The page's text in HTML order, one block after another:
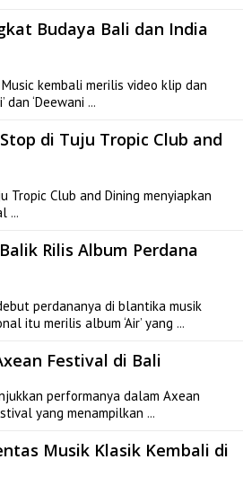
Budaya Bali dan India
kembali merilis video klip dan
dan ‘Deewani
di Tuju Tropic Club and
Tropic Club and Dining menyiapkan
Rilis Album Perdana
perdananya di blantika musik
itu merilis album ‘Air’ yang
Festival di Bali
performanya dalam Axean
yang menampilkan
Musik Klasik Kembali di